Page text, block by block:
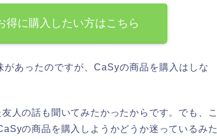
得に購入したい方はこちら
あったのですが、CaSyの商品を購入はしな
人の話も聞いてみたかったからです。でも、こ
の商品を購入しようかどうか迷っているみた